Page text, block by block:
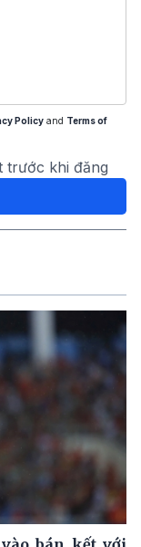
Policy and Terms of
trước khi đăng